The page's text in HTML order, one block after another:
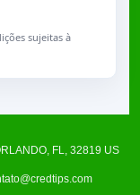
sujeitas à
FL, 32819 US